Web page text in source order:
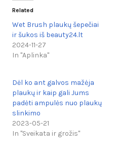
Related
Wet Brush plaukų šepečiai
ir šukos iš beauty24.lt
2024-11-27
In "Aplinka"
Dėl ko ant galvos mažėja
plaukų ir kaip gali Jums
padėti ampulės nuo plaukų
slinkimo
2023-05-21
In "Sveikata ir grožis"